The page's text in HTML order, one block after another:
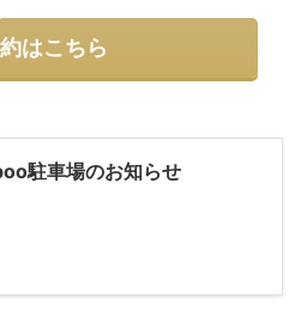
はこちら
駐車場のお知らせ